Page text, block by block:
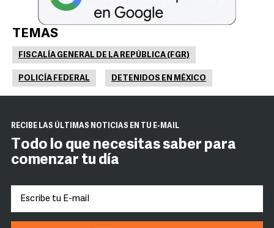
TEMAS
FISCALÍA GENERAL DE LA REPÚBLICA (FGR)
POLICÍA FEDERAL DETENIDOS EN MÉXICO
RECIBE LAS ÚLTIMAS NOTICIAS EN TU E-MAIL
Todo lo que necesitas saber para
comenzar tu día